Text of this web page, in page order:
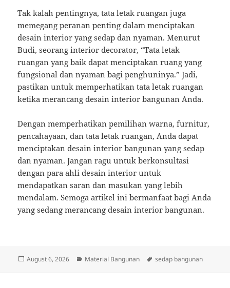
Tak kalah pentingnya, tata letak ruangan juga
memegang peranan penting dalam menciptakan
desain interior yang sedap dan nyaman. Menurut
Budi, seorang interior decorator, “Tata letak
ruangan yang baik dapat menciptakan ruang yang
fungsional dan nyaman bagi penghuninya.” Jadi,
pastikan untuk memperhatikan tata letak ruangan
ketika merancang desain interior bangunan Anda.
Dengan memperhatikan pemilihan warna, furnitur,
pencahayaan, dan tata letak ruangan, Anda dapat
menciptakan desain interior bangunan yang sedap
dan nyaman. Jangan ragu untuk berkonsultasi
dengan para ahli desain interior untuk
mendapatkan saran dan masukan yang lebih
mendalam. Semoga artikel ini bermanfaat bagi Anda
yang sedang merancang desain interior bangunan.
Posted
August 6, 2026 Categories
Material Bangunan Tags
sedap bangunan